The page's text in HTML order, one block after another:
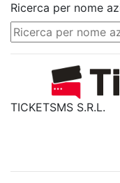
Ricerca per nome
TICKETSMS S.R.L.